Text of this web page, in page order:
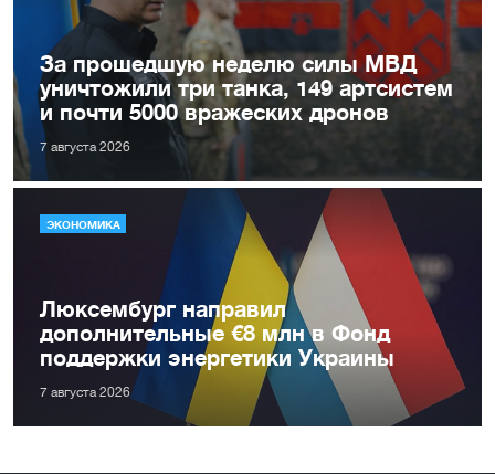
За прошедшую неделю силы МВД
уничтожили три танка, 149 артсистем
и почти 5000 вражеских дронов
7 августа 2026
ЭКОНОМИКА
Люксембург направил
дополнительные €8 млн в Фонд
поддержки энергетики Украины
7 августа 2026